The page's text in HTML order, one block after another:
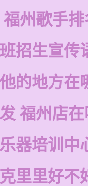
州歌手
招生宣传
的地方在
福州店
器培训中
里里好不